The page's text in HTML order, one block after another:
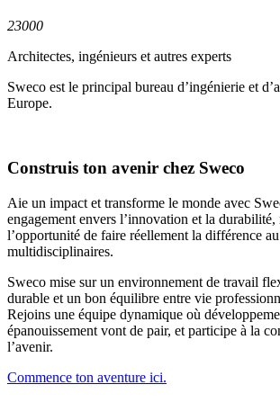
23000
Architectes, ingénieurs et autres experts
Sweco est le principal bureau d’ingénierie et
Europe.
Construis ton avenir chez Sweco
Aie un impact et transforme le monde avec
engagement envers l’innovation et la durabilité,
l’opportunité de faire réellement la différence
multidisciplinaires.
Sweco mise sur un environnement de travail
durable et un bon équilibre entre vie
Rejoins une équipe dynamique où
épanouissement vont de pair, et participe à la
l’avenir.
Commence ton aventure ici.